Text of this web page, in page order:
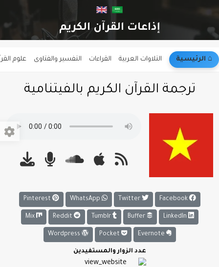
إذاعات القرآن الكريم
⌂︎ الرئيسية التلاوات العربية القراءات التفسير والفتاوى علوم
ترجمة القرآن الكريم بالفيتنامية
Facebook
Twitter
Buffer
Tumblr
Mix
عدد الزوار والمستفيدين